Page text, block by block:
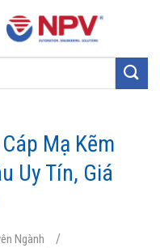
Mạ Kẽm
Uy Tín, Giá
Ngành /